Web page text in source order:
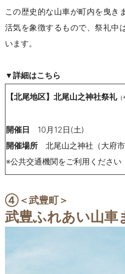
この歴史的な山車が町内を曳き
活気を象徴するもので、祭礼中
います。
▼詳細はこちら
【北尾地区】北尾山之神社祭礼（
開催日 10月12日(土)
開催場所 北尾山之神社（大府市
※公共交通機関をご利用ください
④＜武豊町＞
武豊ふれあい山車